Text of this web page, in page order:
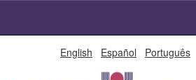
English Español Português